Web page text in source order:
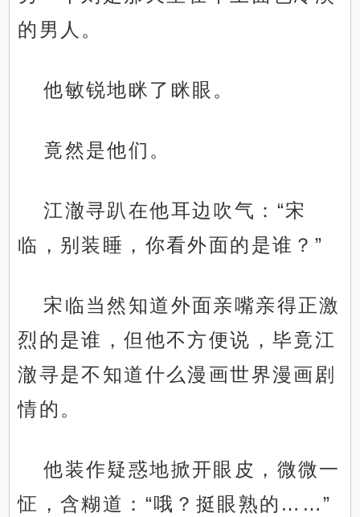
的男人。
他敏锐地眯了眯眼。
竟然是他们。
江澈寻趴在他耳边吹气：“宋
临，别装睡，你看外面的是谁？”
宋临当然知道外面亲嘴亲得正激
烈的是谁，但他不方便说，毕竟江
澈寻是不知道什么漫画世界漫画剧
情的。
他装作疑惑地掀开眼皮，微微一
怔，含糊道：“哦？挺眼熟的……”